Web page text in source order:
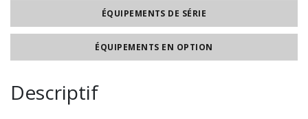
ÉQUIPEMENTS DE SÉRIE
ÉQUIPEMENTS EN OPTION
Descriptif